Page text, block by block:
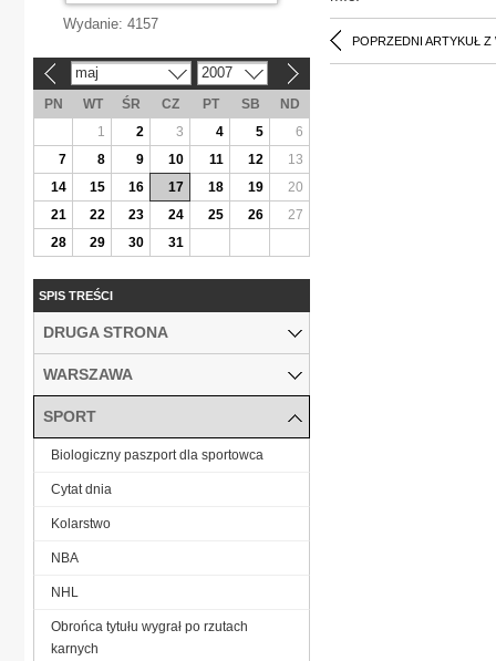
POPRZEDNI ARTYKUŁ Z
Wydanie: 4157
maj 2007
PN WT ŚR CZ PT SB
ND
1
2 3 4 5
6
7
8 9 10 11 12
13
14
15 16 17 18 19
20
21
22 23 24 25 26
27
28
29 30 31
SPIS TREŚCI
DRUGA STRONA
WARSZAWA
SPORT
Biologiczny paszport dla sportowca
Cytat dnia
Kolarstwo
NBA
NHL
Obrońca tytułu wygrał po rzutach
karnych